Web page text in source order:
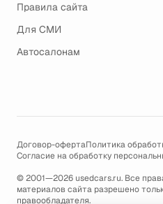
Правила сайта
Для СМИ
Автосалонам
Договор-офертаПолитика
Согласие на обработку
© 2001—2026 usedcars.ru. Все
материалов сайта разрешено
правообладателя.